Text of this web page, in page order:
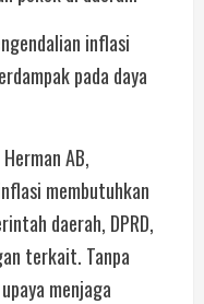
inflasi
pada daya
AB,
membutuhkan
daerah, DPRD,
terkait. Tanpa
menjaga